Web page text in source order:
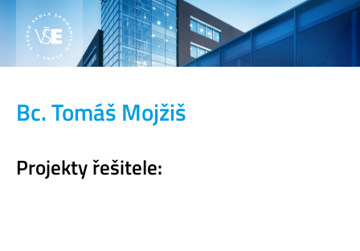
Bc. Tomáš Mojžiš
Projekty řešitele: